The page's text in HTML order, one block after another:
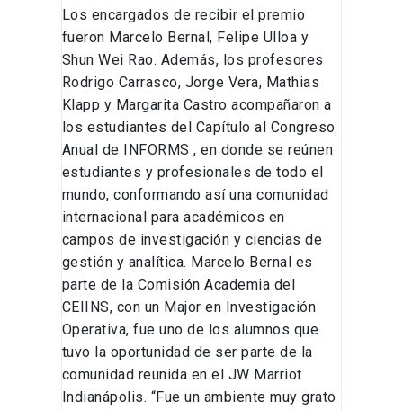
Los encargados de recibir el premio
fueron Marcelo Bernal, Felipe Ulloa y
Shun Wei Rao. Además, los profesores
Rodrigo Carrasco, Jorge Vera, Mathias
Klapp y Margarita Castro acompañaron a
los estudiantes del Capítulo al Congreso
Anual de INFORMS , en donde se reúnen
estudiantes y profesionales de todo el
mundo, conformando así una comunidad
internacional para académicos en
campos de investigación y ciencias de
gestión y analítica. Marcelo Bernal es
parte de la Comisión Academia del
CEIINS, con un Major en Investigación
Operativa, fue uno de los alumnos que
tuvo la oportunidad de ser parte de la
comunidad reunida en el JW Marriot
Indianápolis. “Fue un ambiente muy grato